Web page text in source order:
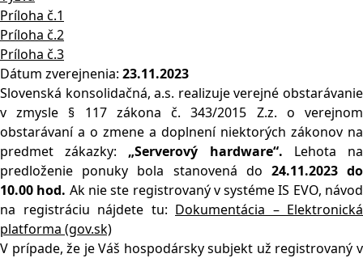
Príloha č.1
Príloha č.2
Príloha č.3
Dátum zverejnenia: 23.11.2023
Slovenská konsolidačná, a.s. realizuje verejné obstarávanie
v zmysle § 117 zákona č. 343/2015 Z.z. o verejnom
obstarávaní a o zmene a doplnení niektorých zákonov na
predmet zákazky: „Serverový hardware“. Lehota na
predloženie ponuky bola stanovená do 24.11.2023 do
10.00 hod. Ak nie ste registrovaný v systéme IS EVO, návod
na registráciu nájdete tu: Dokumentácia – Elektronická
platforma (gov.sk)
V prípade, že je Váš hospodársky subjekt už registrovaný v